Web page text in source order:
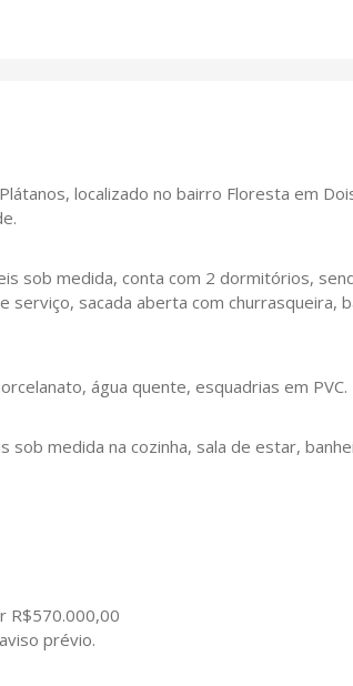
localizado no bairro Floresta em
sob medida, conta com 2 dormitórios,
serviço, sacada aberta com churrasqueira,
água quente, esquadrias em PVC.
sob medida na cozinha, sala de estar,
R$570.000,00
prévio.